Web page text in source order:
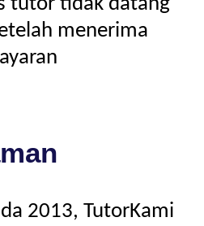
tutor tidak datang
menerima
2013, TutorKami